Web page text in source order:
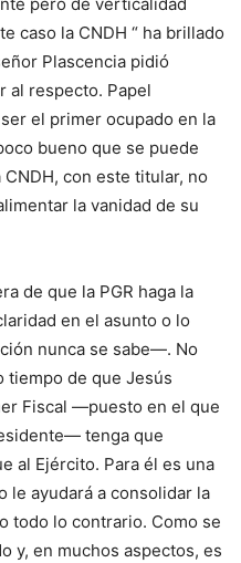
caso la CNDH “ ha brillado
Plascencia pidió
al respecto. Papel
el primer ocupado en la
bueno que se puede
con este titular, no
la vanidad de su
de que la PGR haga la
en el asunto o lo
nunca se sabe—. No
tiempo de que Jesús
Fiscal —puesto en el que
tenga que
al Ejército. Para él es una
le ayudará a consolidar la
todo lo contrario. Como se
y, en muchos aspectos, es